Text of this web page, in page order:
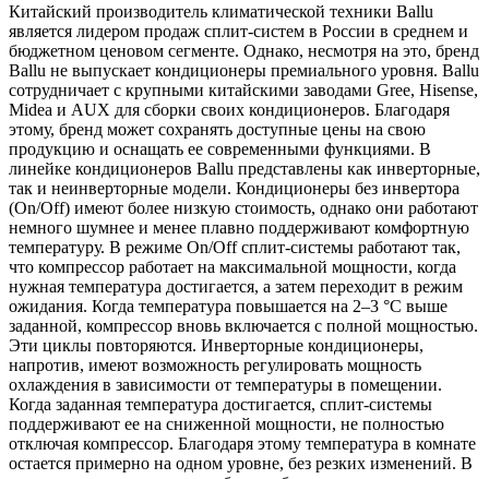
Китайский производитель климатической техники Ballu
является лидером продаж сплит-систем в России в среднем и
бюджетном ценовом сегменте. Однако, несмотря на это, бренд
Ballu не выпускает кондиционеры премиального уровня. Ballu
сотрудничает с крупными китайскими заводами Gree, Hisense,
Midea и AUX для сборки своих кондиционеров. Благодаря
этому, бренд может сохранять доступные цены на свою
продукцию и оснащать ее современными функциями. В
линейке кондиционеров Ballu представлены как инверторные,
так и неинверторные модели. Кондиционеры без инвертора
(On/Off) имеют более низкую стоимость, однако они работают
немного шумнее и менее плавно поддерживают комфортную
температуру. В режиме On/Off сплит-системы работают так,
что компрессор работает на максимальной мощности, когда
нужная температура достигается, а затем переходит в режим
ожидания. Когда температура повышается на 2–3 °C выше
заданной, компрессор вновь включается с полной мощностью.
Эти циклы повторяются. Инверторные кондиционеры,
напротив, имеют возможность регулировать мощность
охлаждения в зависимости от температуры в помещении.
Когда заданная температура достигается, сплит-системы
поддерживают ее на сниженной мощности, не полностью
отключая компрессор. Благодаря этому температура в комнате
остается примерно на одном уровне, без резких изменений. В